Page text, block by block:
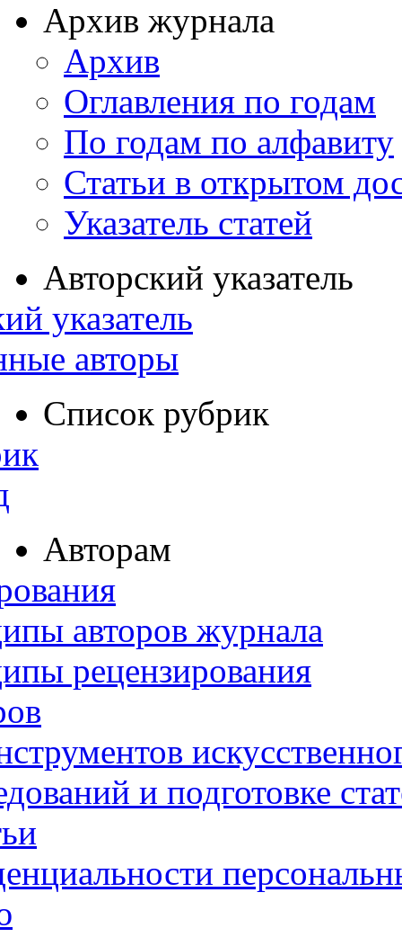
Архив журнала
Архив
Оглавления по годам
По годам по алфавиту
Статьи в открытом
Указатель статей
Авторский указатель
указатель
авторы
Список рубрик
Авторам
авторов журнала
рецензирования
и подготовке